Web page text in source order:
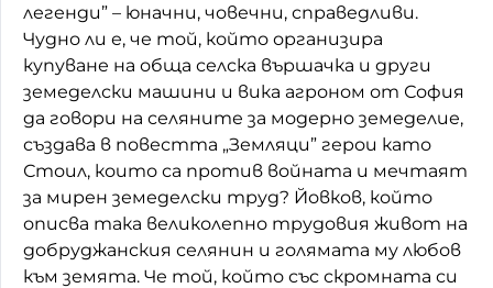
легенди” – юначни, човечни, справедливи.
Чудно ли е, че той, който организира
купуване на обща селска вършачка и други
земеделски машини и вика агроном от София
да говори на селяните за модерно земеделие,
създава в повестта „Земляци” герои като
Стоил, които са против войната и мечтаят
за мирен земеделски труд? Йовков, който
описва така великолепно трудовия живот на
добруджанския селянин и голямата му любов
към земята. Че той, който със скромната си